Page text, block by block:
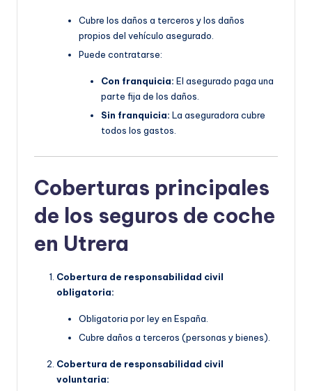
Cubre los daños a terceros y los daños
propios del vehículo asegurado.
Puede contratarse:
Con franquicia: El asegurado paga una
parte fija de los daños.
Sin franquicia: La aseguradora cubre
todos los gastos.
Coberturas principales
de los seguros de coche
en Utrera
Cobertura de responsabilidad civil
obligatoria:
Obligatoria por ley en España.
Cubre daños a terceros (personas y bienes).
Cobertura de responsabilidad civil
voluntaria: